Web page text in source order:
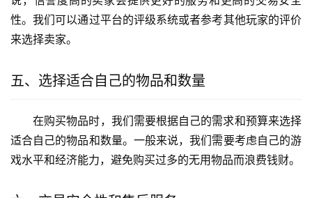
性。我们可以通过平台的评级系统或者参考其他玩家的评价
来选择卖家。
五、选择适合自己的物品和数量
在购买物品时，我们需要根据自己的需求和预算来选择
适合自己的物品和数量。一般来说，我们需要考虑自己的游
戏水平和经济能力，避免购买过多的无用物品而浪费钱财。